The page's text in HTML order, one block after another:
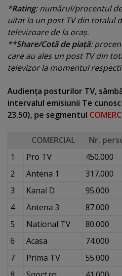
*Rating: numărul/procentul
uitat la un post TV din totalul
televizoare de la oraş.
**Share/Cotă de piaţă:
care au ales un post TV din
televizor la momentul
Audienţa posturilor TV,
intervalul emisiunii Te
23.50), pe segmentul
COMERCIAL Nr.
1
Pro TV 450.000
2
Antena 1 317.000
3
Kanal D 95.000
4
Antena 3 87.000
5
National TV 80.000
6
Acasa 74.000
7
Prima TV 55.000